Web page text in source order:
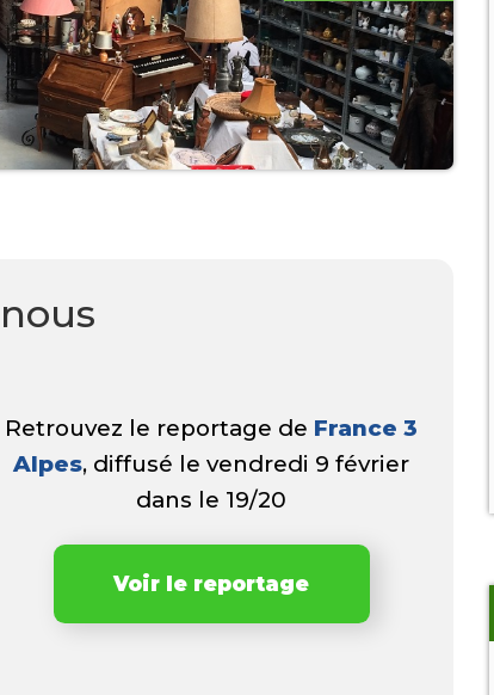
Retrouvez le reportage de France 3
Alpes, diffusé le vendredi 9 février
dans le 19/20
Voir le reportage